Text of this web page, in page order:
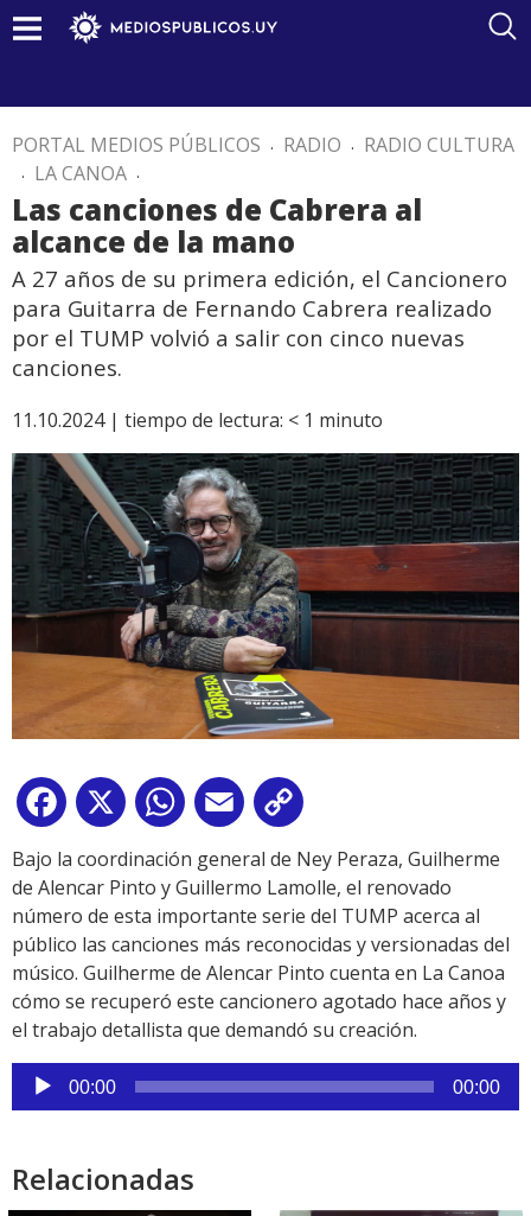
PORTAL MEDIOS PÚBLICOS . RADIO . RADIO CULTURA
. LA CANOA .
Las canciones de Cabrera al
alcance de la mano
A 27 años de su primera edición, el Cancionero
para Guitarra de Fernando Cabrera realizado
por el TUMP volvió a salir con cinco nuevas
canciones.
11.10.2024 | tiempo de lectura: < 1 minuto
Facebook
X WhatsApp
Email
Link
Bajo la coordinación general de Ney Peraza, Guilherme
de Alencar Pinto y Guillermo Lamolle, el renovado
número de esta importante serie del TUMP acerca al
público las canciones más reconocidas y versionadas del
músico. Guilherme de Alencar Pinto cuenta en La Canoa
cómo se recuperó este cancionero agotado hace años y
el trabajo detallista que demandó su creación.
Reproductor
de
00:00 00:00
Relacionadas